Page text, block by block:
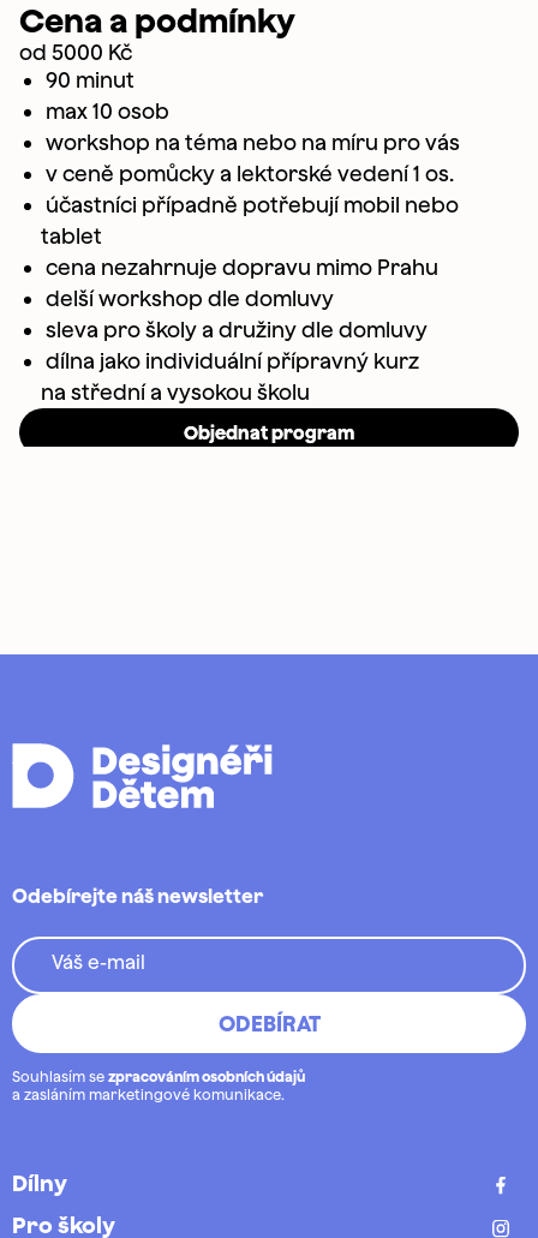
Cena a podmínky
od 5000 Kč
90 minut
max 10 osob
workshop na téma nebo na míru pro vás
v ceně pomůcky a lektorské vedení 1 os.
účastníci případně potřebují mobil nebo
tablet
cena nezahrnuje dopravu mimo Prahu
delší workshop dle domluvy
sleva pro školy a družiny dle domluvy
dílna jako individuální přípravný kurz
na střední a vysokou školu
Objednat program
Odebírejte náš newsletter
Váš e-mail
Souhlasím sezpracováním osobních údajů
a zasláním marketingové komunikace.
Dílny
Pro školy